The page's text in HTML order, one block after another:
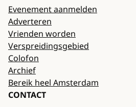
Evenement aanmelden
Adverteren
Vrienden worden
Verspreidingsgebied
Colofon
Archief
Bereik heel Amsterdam
CONTACT